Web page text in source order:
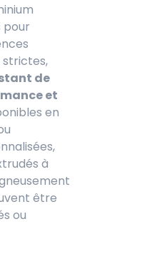
pour
strictes,
de
et
en
à
être
ou